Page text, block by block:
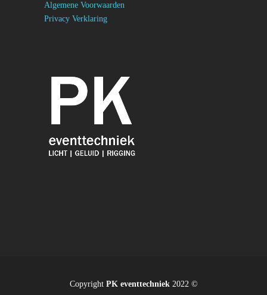
Algemene Voorwaarden
Privacy Verklaring
Copyright PK eventtechniek2022 ©